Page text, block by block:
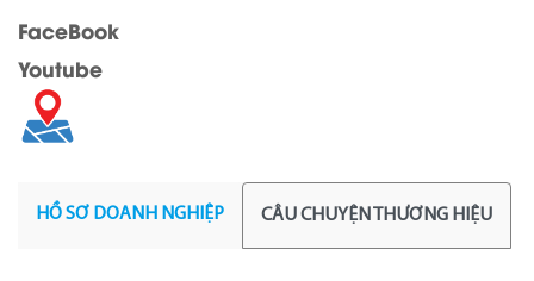
FaceBook
Youtube
HỒ SƠ DOANH NGHIỆP CÂU CHUYỆN THƯƠNG HIỆU